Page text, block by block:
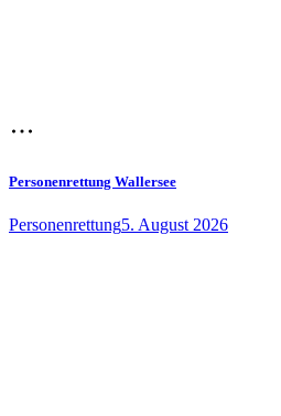
Personenrettung Wallersee
Personenrettung5. August 2026